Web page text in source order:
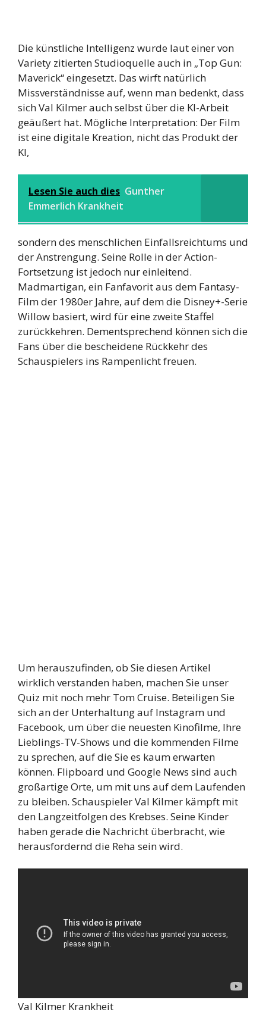
Die künstliche Intelligenz wurde laut einer von
Variety zitierten Studioquelle auch in „Top Gun:
Maverick“ eingesetzt. Das wirft natürlich
Missverständnisse auf, wenn man bedenkt, dass
sich Val Kilmer auch selbst über die KI-Arbeit
geäußert hat. Mögliche Interpretation: Der Film
ist eine digitale Kreation, nicht das Produkt der
KI,
Lesen Sie auch dies Gunther
Emmerlich Krankheit
sondern des menschlichen Einfallsreichtums und
der Anstrengung. Seine Rolle in der Action-
Fortsetzung ist jedoch nur einleitend.
Madmartigan, ein Fanfavorit aus dem Fantasy-
Film der 1980er Jahre, auf dem die Disney+-Serie
Willow basiert, wird für eine zweite Staffel
zurückkehren. Dementsprechend können sich die
Fans über die bescheidene Rückkehr des
Schauspielers ins Rampenlicht freuen.
Um herauszufinden, ob Sie diesen Artikel
wirklich verstanden haben, machen Sie unser
Quiz mit noch mehr Tom Cruise. Beteiligen Sie
sich an der Unterhaltung auf Instagram und
Facebook, um über die neuesten Kinofilme, Ihre
Lieblings-TV-Shows und die kommenden Filme
zu sprechen, auf die Sie es kaum erwarten
können. Flipboard und Google News sind auch
großartige Orte, um mit uns auf dem Laufenden
zu bleiben. Schauspieler Val Kilmer kämpft mit
den Langzeitfolgen des Krebses. Seine Kinder
haben gerade die Nachricht überbracht, wie
herausfordernd die Reha sein wird.
Val Kilmer Krankheit